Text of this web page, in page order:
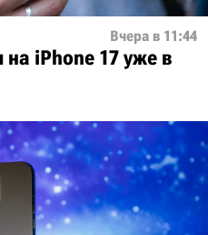
Вчера в 11:44
iPhone 17 уже в